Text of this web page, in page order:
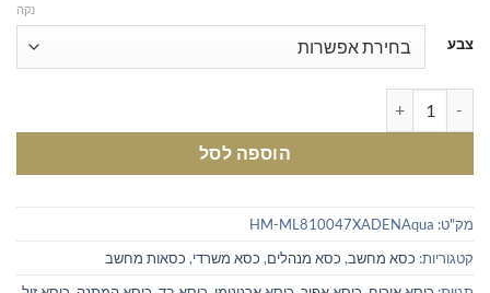
צבע
נקה
הוספה לסל
מק"ט: HM-ML810047XADENAqua
קטגוריות: כסא מחשב, כסא מנהלים, כסא משרדי, כסאות מחשב